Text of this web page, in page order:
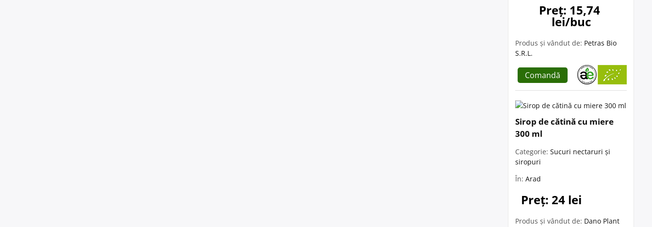
Preț: 15,74
lei/buc
Produs și vândut de: Petras Bio
S.R.L.
Comandă
Sirop de cătină cu miere
300 ml
Categorie: Sucuri nectaruri și
siropuri
În: Arad
Preț: 24 lei
Produs și vândut de: Dano Plant